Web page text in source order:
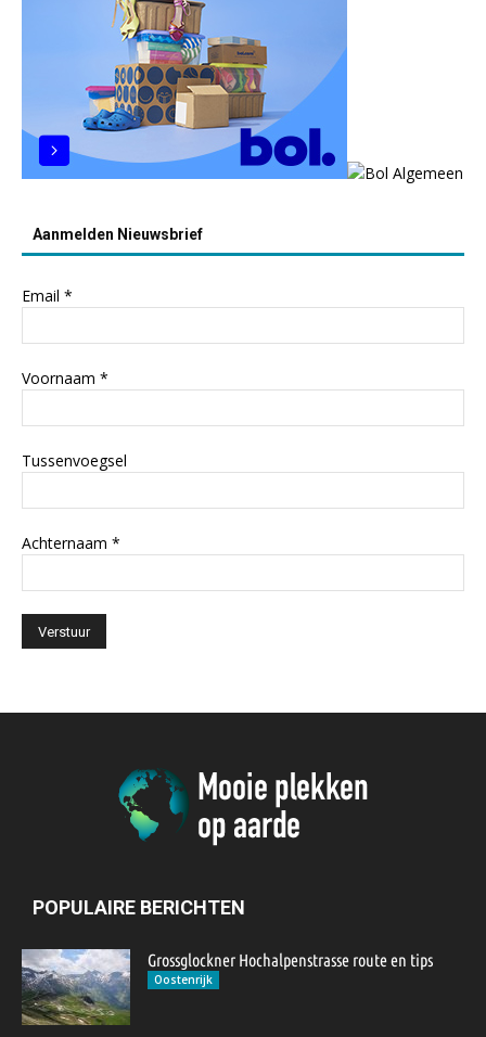
Aanmelden Nieuwsbrief
Email *
Voornaam *
Tussenvoegsel
Achternaam *
POPULAIRE BERICHTEN
Grossglockner Hochalpenstrasse route en tips
Oostenrijk